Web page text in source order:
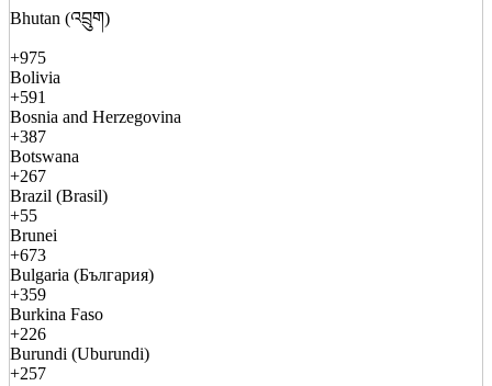
Bhutan (འབྲུག)
+975
Bolivia
+591
Bosnia and Herzegovina
+387
Botswana
+267
Brazil (Brasil)
+55
Brunei
+673
Bulgaria (България)
+359
Burkina Faso
+226
Burundi (Uburundi)
+257